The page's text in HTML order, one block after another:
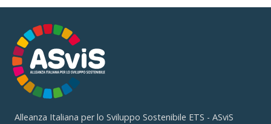
Alleanza Italiana per lo Sviluppo Sostenibile ETS - ASviS